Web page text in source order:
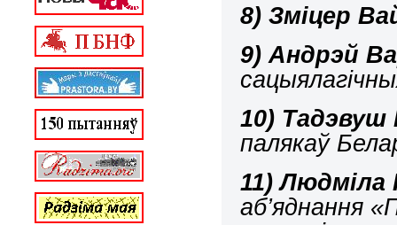
8) Зміцер
9) Андрэй
10) Тадэвуш
палякаў
11) Людміла
аб’яднання